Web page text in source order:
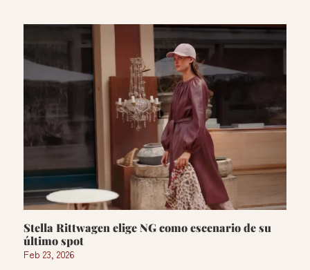
Stella Rittwagen elige NG como escenario de su
último spot
Feb 23, 2026